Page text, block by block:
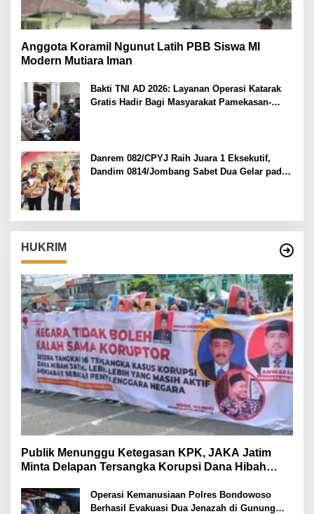
Anggota Koramil Ngunut Latih PBB Siswa MI
Modern Mutiara Iman
Bakti TNI AD 2026: Layanan Operasi Katarak
Gratis Hadir Bagi Masyarakat Pamekasan-
Danrem 082/CPYJ Raih Juara 1 Eksekutif,
Dandim 0814/Jombang Sabet Dua Gelar pada
HUKRIM
Publik Menunggu Ketegasan KPK, JAKA Jatim
Minta Delapan Tersangka Korupsi Dana Hibah
Operasi Kemanusiaan Polres Bondowoso
Berhasil Evakuasi Dua Jenazah di Gunung